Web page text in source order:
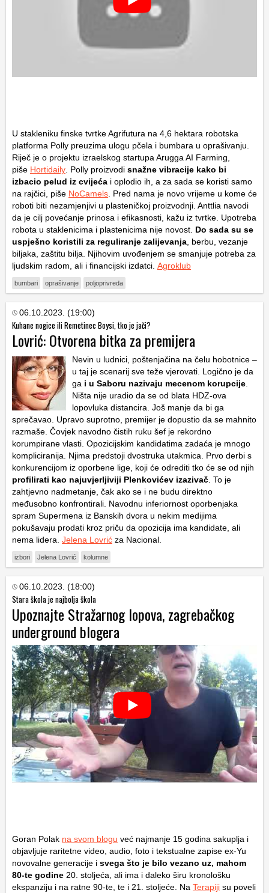
U stakleniku finske tvrtke Agrifutura na 4,6 hektara robotska
platforma Polly preuzima ulogu pčela i bumbara u oprašivanju.
Riječ je o projektu izraelskog startupa Arugga AI Farming,
piše Hortidaily . Polly proizvodi snažne vibracije kako bi
izbacio pelud iz cvijeća i oplodio ih, a za sada se koristi samo
na rajčici, piše NoCamels . Pred nama je novo vrijeme u kome će
roboti biti nezamjenjivi u plasteničkoj proizvodnji. Anttlia navodi
da je cilj povećanje prinosa i efikasnosti, kažu iz tvrtke. Upotreba
robota u staklenicima i plastenicima nije novost. Do sada su se
uspješno koristili za reguliranje zalijevanja , berbu, vezanje
biljaka, zaštitu bilja. Njihovim uvođenjem se smanjuje potreba za
ljudskim radom, ali i financijski izdatci. Agroklub
bumbari oprašivanje poljoprivreda
06.10.2023. (19:00)
Kuhane nogice ili Remetinec Boysi, tko je jači?
Lovrić: Otvorena bitka za premijera
Nevin u ludnici, poštenjačina na čelu hobotnice –
u taj je scenarij sve teže vjerovati. Logično je da
ga i u Saboru nazivaju mecenom korupcije
Ništa nije uradio da se od blata HDZ-ova
lopovluka distancira. Još manje da bi ga
sprečavao. Upravo suprotno, premijer je dopustio da se mahnito
razmaše. Čovjek navodno čistih ruku šef je rekordno
korumpirane vlasti. Opozicijskim kandidatima zadaća je mnogo
kompliciranija. Njima predstoji dvostruka utakmica. Prvo derbi s
konkurencijom iz oporbene lige, koji će odrediti tko će se od njih
profilirati kao najuvjerljiviji Plenkovićev izazivač . To je
zahtjevno nadmetanje, čak ako se i ne budu direktno
međusobno konfrontirali. Navodnu inferiornost oporbenjaka
spram Supermena iz Banskih dvora u nekim medijima
pokušavaju prodati kroz priču da opozicija ima kandidate, ali
nema lidera. Jelena Lovrić za Nacional.
izbori Jelena Lovrić kolumne
06.10.2023. (18:00)
Stara škola je najbolja škola
Upoznajte Stražarnog lopova, zagrebačkog
underground blogera
Goran Polak na svom blogu već najmanje 15 godina sakuplja i
objavljuje raritetne video, audio, foto i tekstualne zapise ex-Yu
novovalne generacije i svega što je bilo vezano uz, mahom
80-te godine 20. stoljeća, ali ima i daleko širu kronološku
ekspanziju i na ratne 90-te, te i 21. stoljeće. Na Terapiji su poveli